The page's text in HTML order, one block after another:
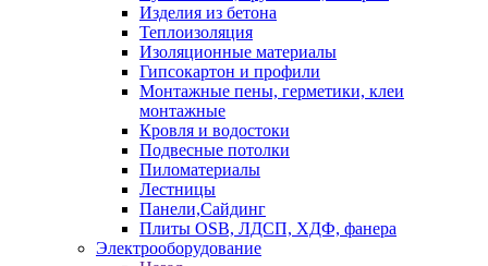
Изделия из бетона
Теплоизоляция
Изоляционные материалы
Гипсокартон и профили
Монтажные пены, герметики, клеи
монтажные
Кровля и водостоки
Подвесные потолки
Пиломатериалы
Лестницы
Панели,Сайдинг
Плиты OSB, ЛДСП, ХДФ, фанера
Электрооборудование